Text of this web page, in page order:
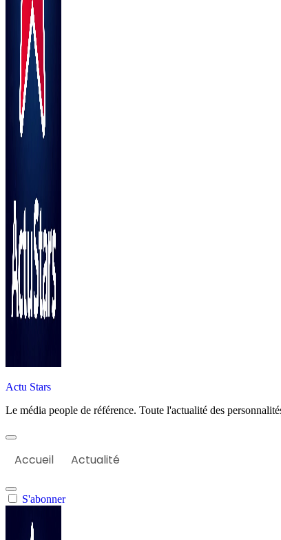
Actu Stars
Le média people de référence. Toute l'actualité des
Accueil Actualité
S'abonner